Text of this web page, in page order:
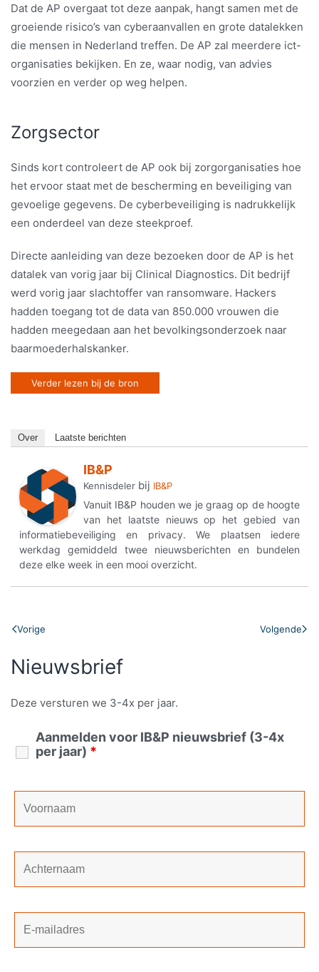
Dat de AP overgaat tot deze aanpak, hangt samen met de
groeiende risico’s van cyberaanvallen en grote datalekken
die mensen in Nederland treffen. De AP zal meerdere ict-
organisaties bekijken. En ze, waar nodig, van advies
voorzien en verder op weg helpen.
Zorgsector
Sinds kort controleert de AP ook bij zorgorganisaties hoe
het ervoor staat met de bescherming en beveiliging van
gevoelige gegevens. De cyberbeveiliging is nadrukkelijk
een onderdeel van deze steekproef.
Directe aanleiding van deze bezoeken door de AP is het
datalek van vorig jaar bij Clinical Diagnostics. Dit bedrijf
werd vorig jaar slachtoffer van ransomware. Hackers
hadden toegang tot de data van 850.000 vrouwen die
hadden meegedaan aan het bevolkingsonderzoek naar
baarmoederhalskanker.
Verder lezen bij de bron
Over Laatste berichten
IB&P
Kennisdeler bij IB&P
Vanuit IB&P houden we je graag op de hoogte
van het laatste nieuws op het gebied van
informatiebeveiliging en privacy. We plaatsen iedere
werkdag gemiddeld twee nieuwsberichten en bundelen
deze elke week in een mooi overzicht.
Vorige Volgende
Nieuwsbrief
Deze versturen we 3-4x per jaar.
Aanmelden voor IB&P nieuwsbrief (3-4x
per jaar) *